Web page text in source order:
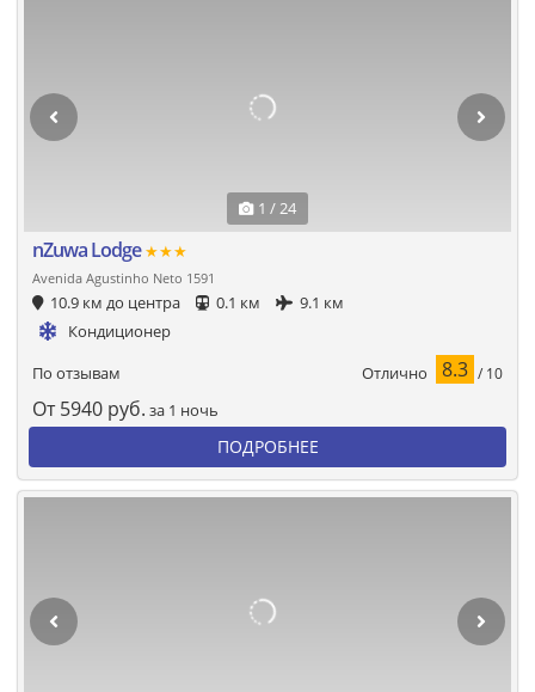
1 / 24
nZuwa Lodge★★★
Avenida Agustinho Neto 1591
10.9 км до центра 0.1 км
9.1 км
Кондиционер
По отзывам Отлично 8.3 / 10
От 5940 руб. за 1 ночь
ПОДРОБНЕЕ